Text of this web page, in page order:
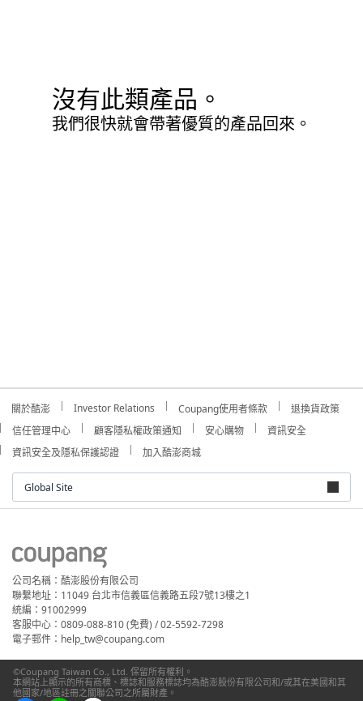
沒有此類產品。
我們很快就會帶著優質的產品回來。
關於酷澎 Investor Relations Coupang使用者條款
退換貨政策
信任管理中心
顧客隱私權政策通知 安心購物
資訊安全
資訊安全及隱私保護認證
加入酷澎商城
Global Site
公司名稱：酷澎股份有限公司
聯繫地址：11049 台北市信義區信義路五段7號13樓之1
統編：91002999
客服中心：0809-088-810 (免費) / 02-5592-7298
電子郵件：help_tw@coupang.com
©Coupang Taiwan Co., Ltd. 保留所有權利。
本網站上顯示的所有商標、標誌和服務標誌均為酷澎股份有限公司和/或其在美國和其
他國家/地區註冊之關聯公司之所屬財產。